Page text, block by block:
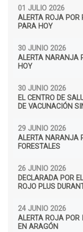
01 JULIO 2026
ALERTA ROJA POR
PARA HOY
30 JUNIO 2026
ALERTA NARANJA
HOY
30 JUNIO 2026
EL CENTRO DE
DE VACUNACIÓN
29 JUNIO 2026
ALERTA NARANJA
FORESTALES
26 JUNIO 2026
DECLARADA POR
ROJO PLUS
24 JUNIO 2026
ALERTA ROJA POR
EN ARAGÓN